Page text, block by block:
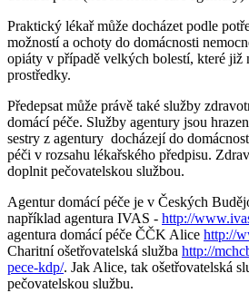
Praktický lékař může docházet podle
možností a ochoty do domácnosti
opiáty v případě velkých bolestí, které již
prostředky.
Předepsat může právě také služby
domácí péče. Služby agentury jsou
sestry z agentury docházejí do
péči v rozsahu lékařského předpisu.
doplnit pečovatelskou službou.
Agentur domácí péče je v Českých
například agentura IVAS - http://
agentura domácí péče ČČK Alice http://
Charitní ošetřovatelská služba http://
pece-kdp/. Jak Alice, tak ošetřovatelská
pečovatelskou službu.